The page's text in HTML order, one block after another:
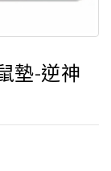
墊-逆神